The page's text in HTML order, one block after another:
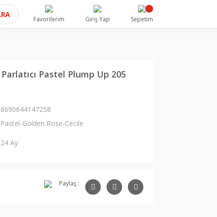
Favorilerim Giriş Yap Sepetim
Pastel Plump Up 205
8690644147258
Pastel-Golden Rose-Cecile
24 Ay
Paylaş :